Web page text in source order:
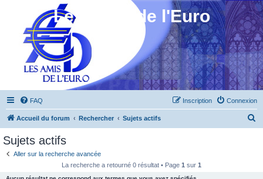
Les Amis de l'Euro
FAQ Connexion
Inscription
Accueil du forum Rechercher Sujets actifs
Sujets actifs
Aller sur la recherche avancée
La recherche a retourné 0 résultat • Page 1 sur 1